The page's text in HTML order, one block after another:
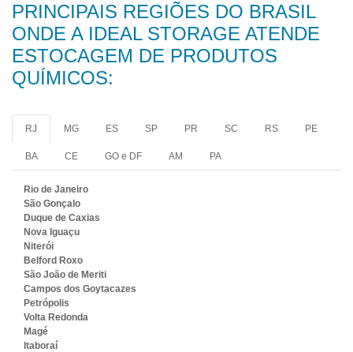
PRINCIPAIS REGIÕES DO BRASIL
ONDE A IDEAL STORAGE ATENDE
ESTOCAGEM DE PRODUTOS
QUÍMICOS:
RJ MG ES SP PR SC RS PE
BA CE GO e DF AM PA
Rio de Janeiro
São Gonçalo
Duque de Caxias
Nova Iguaçu
Niterói
Belford Roxo
São João de Meriti
Campos dos Goytacazes
Petrópolis
Volta Redonda
Magé
Itaboraí